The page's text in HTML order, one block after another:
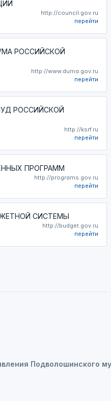
http://council.gov.ru
перейти
РОССИЙСКОЙ
http://www.duma.gov.ru
перейти
РОССИЙСКОЙ
http://ksrf.ru
перейти
ПРОГРАММ
http://programs.gov.ru
перейти
СИСТЕМЫ
http://budget.gov.ru
перейти